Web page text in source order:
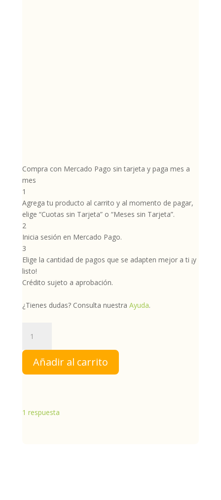
Compra con Mercado Pago sin tarjeta y paga mes a
mes
1
Agrega tu producto al carrito y al momento de pagar,
elige “Cuotas sin Tarjeta” o “Meses sin Tarjeta”.
2
Inicia sesión en Mercado Pago.
3
Elige la cantidad de pagos que se adapten mejor a ti ¡y
listo!
Crédito sujeto a aprobación.
¿Tienes dudas? Consulta nuestra Ayuda.
|
Degeslent
cantidad
Añadir al carrito
1 respuesta